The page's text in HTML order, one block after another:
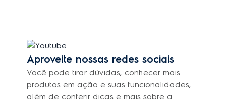
Aproveite nossas redes sociais
Você pode tirar dúvidas, conhecer mais
produtos em ação e suas funcionalidades,
além de conferir dicas e mais sobre a